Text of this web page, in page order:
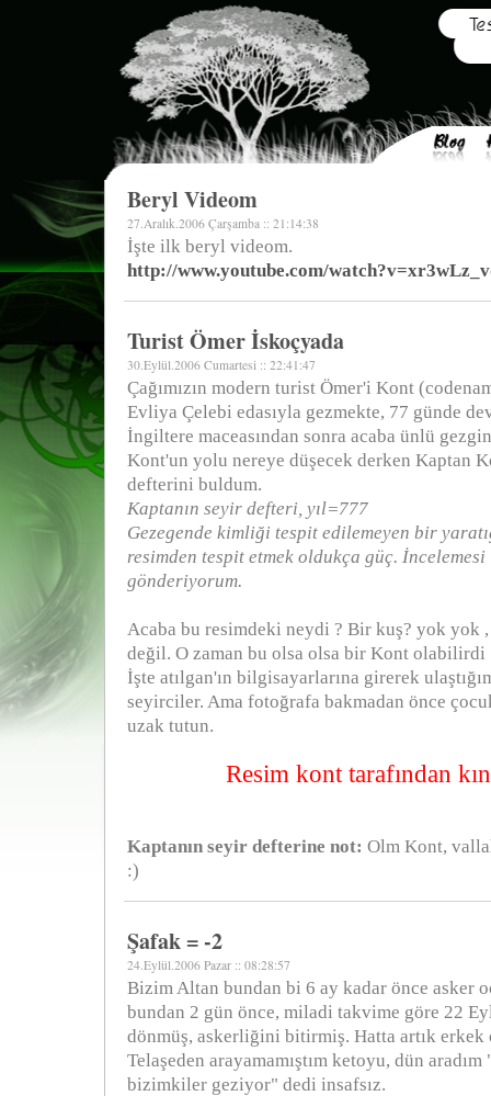
Beryl Videom
27.Aralık.2006 Çarşamba :: 21:14:38
İşte ilk beryl videom.
http://www.youtube.com/
Turist Ömer İskoçyada
30.Eylül.2006 Cumartesi :: 22:41:47
Çağımızın modern turist Ömer'i Kont
Evliya Çelebi edasıyla gezmekte, 77 günde
İngiltere maceasından sonra acaba ünlü
Kont'un yolu nereye düşecek derken Kaptan
defterini buldum.
Kaptanın seyir defteri, yıl=777
Gezegende kimliği tespit edilemeyen bir
resimden tespit etmek oldukça güç.
gönderiyorum.
Acaba bu resimdeki neydi ? Bir kuş? yok yok
değil. O zaman bu olsa olsa bir Kont olabilirdi
İşte atılgan'ın bilgisayarlarına girerek
seyirciler. Ama fotoğrafa bakmadan önce
uzak tutun.
Resim kont tarafından
Kaptanın seyir defterine not: Olm Kont,
:)
Şafak = -2
24.Eylül.2006 Pazar :: 08:28:57
Bizim Altan bundan bi 6 ay kadar önce asker
bundan 2 gün önce, miladi takvime göre 22
dönmüş, askerliğini bitirmiş. Hatta artık
Telaşeden arayamamıştım ketoyu, dün
bizimkiler geziyor" dedi insafsız.